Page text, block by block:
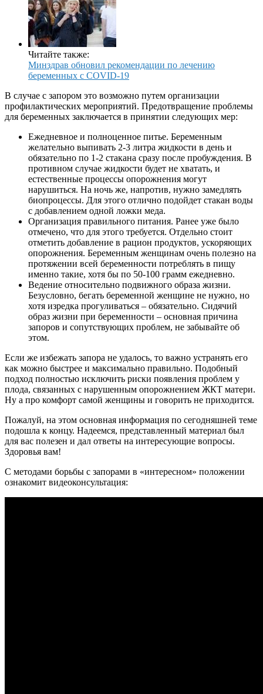
Читайте также:
Минздрав обновил рекомендации по лечению
беременных с COVID-19
В случае с запором это возможно путем организации
профилактических мероприятий. Предотвращение проблемы
для беременных заключается в принятии следующих мер:
Ежедневное и полноценное питье. Беременным
желательно выпивать 2-3 литра жидкости в день и
обязательно по 1-2 стакана сразу после пробуждения. В
противном случае жидкости будет не хватать, и
естественные процессы опорожнения могут
нарушиться. На ночь же, напротив, нужно замедлять
биопроцессы. Для этого отлично подойдет стакан воды
с добавлением одной ложки меда.
Организация правильного питания. Ранее уже было
отмечено, что для этого требуется. Отдельно стоит
отметить добавление в рацион продуктов, ускоряющих
опорожнения. Беременным женщинам очень полезно на
протяжении всей беременности потреблять в пищу
именно такие, хотя бы по 50-100 грамм ежедневно.
Ведение относительно подвижного образа жизни.
Безусловно, бегать беременной женщине не нужно, но
хотя изредка прогуливаться – обязательно. Сидячий
образ жизни при беременности – основная причина
запоров и сопутствующих проблем, не забывайте об
этом.
Если же избежать запора не удалось, то важно устранять его
как можно быстрее и максимально правильно. Подобный
подход полностью исключить риски появления проблем у
плода, связанных с нарушенным опорожнением ЖКТ матери.
Ну а про комфорт самой женщины и говорить не приходится.
Пожалуй, на этом основная информация по сегодняшней теме
подошла к концу. Надеемся, представленный материал был
для вас полезен и дал ответы на интересующие вопросы.
Здоровья вам!
С методами борьбы с запорами в «интересном» положении
ознакомит видеоконсультация: